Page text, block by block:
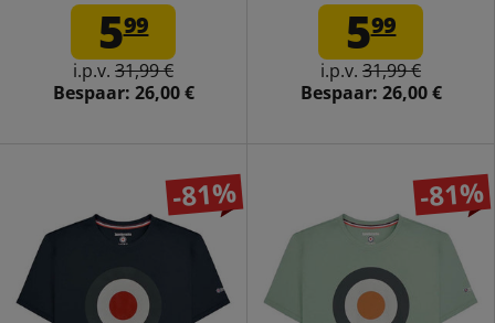
shirt SS4002-NAVY
599
i.p.v. 31,99 €
Bespaar: 26,00 €
WHITE
599
i.p.v. 31,99 €
Bespaar: 26,00 €
-81% -81%